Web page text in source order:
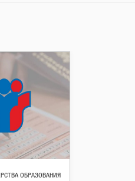
ОБРАЗОВАНИЯ